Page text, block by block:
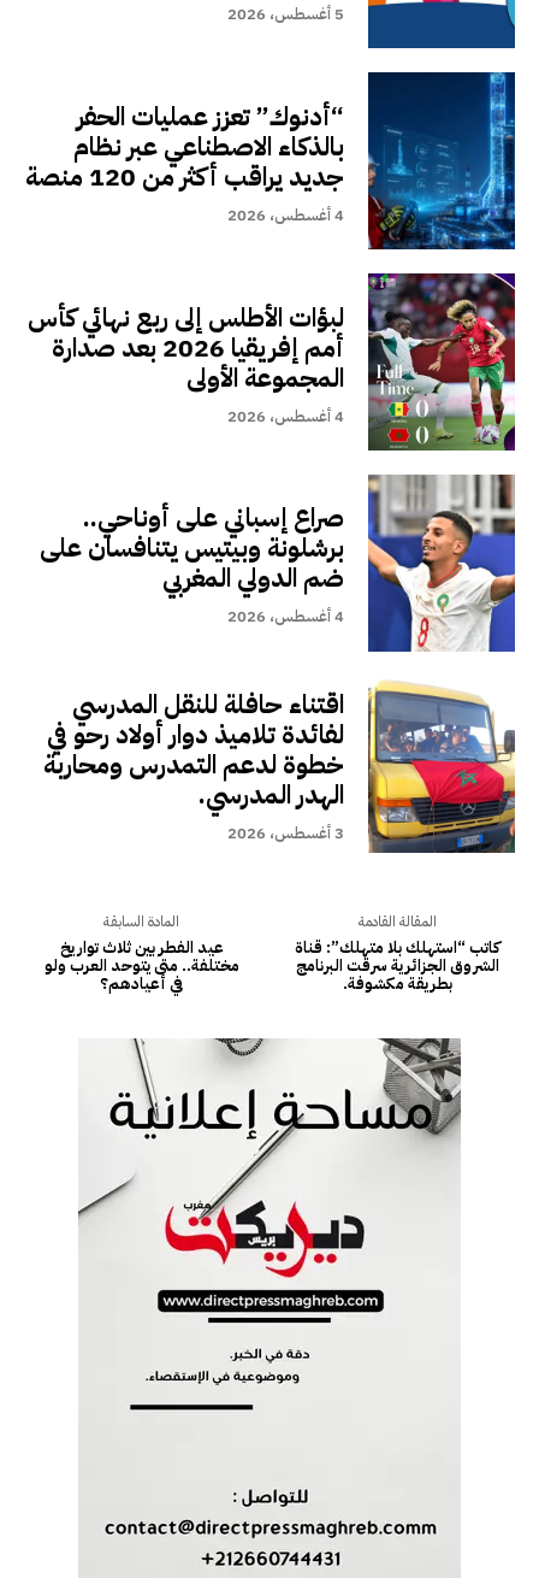
5 أغسطس، 2026
“أدنوك” تعزز عمليات الحفر
بالذكاء الاصطناعي عبر نظام
جديد يراقب أكثر من 120 منصة
4 أغسطس، 2026
لبؤات الأطلس إلى ربع نهائي كأس
أمم إفريقيا 2026 بعد صدارة
المجموعة الأولى
4 أغسطس، 2026
صراع إسباني على أوناحي..
برشلونة وبيتيس يتنافسان على
ضم الدولي المغربي
4 أغسطس، 2026
اقتناء حافلة للنقل المدرسي
لفائدة تلاميذ دوار أولاد رحو في
خطوة لدعم التمدرس ومحاربة
الهدر المدرسي.
3 أغسطس، 2026
المادة السابقة
عيد الفطر بين ثلاث تواريخ
مختلفة.. متى يتوحد العرب ولو
في أعيادهم؟
المقالة القادمة
كاتب “استهلك بلا متهلك”: قناة
الشروق الجزائرية سرقت البرنامج
بطريقة مكشوفة.